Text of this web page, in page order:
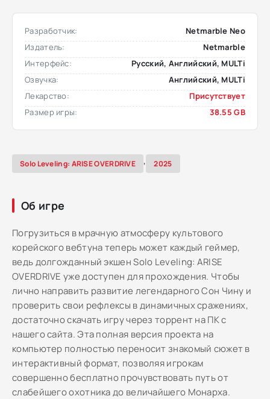
Разработчик:
Netmarble Neo
Издатель:
Netmarble
Интерфейс:
Русский, Английский, MULTi
Озвучка:
Английский, MULTi
Лекарство:
Присутствует
Размер игры:
38.55 GB
Solo Leveling: ARISE OVERDRIVE , 2025
Об игре
Погрузиться в мрачную атмосферу культового
корейского вебтуна теперь может каждый геймер,
ведь долгожданный экшен Solo Leveling: ARISE
OVERDRIVE уже доступен для прохождения. Чтобы
лично направить развитие легендарного Сон Чину и
проверить свои рефлексы в динамичных сражениях,
достаточно скачать игру через торрент на ПК с
нашего сайта. Эта полная версия проекта на
компьютер полностью переносит знакомый сюжет в
интерактивный формат, позволяя игрокам
совершенно бесплатно прочувствовать путь от
слабейшего охотника до величайшего Монарха.